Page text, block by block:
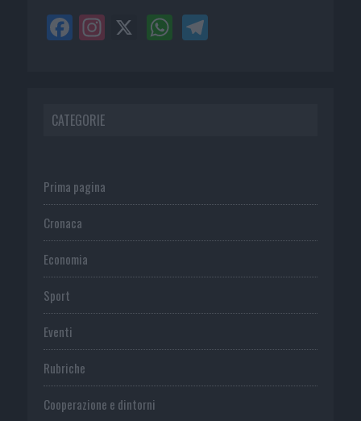
CATEGORIE
Prima pagina
Cronaca
Economia
Sport
Eventi
Rubriche
Cooperazione e dintorni